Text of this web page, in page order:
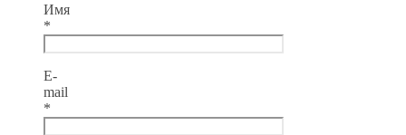
Имя
*
E-
mail
*